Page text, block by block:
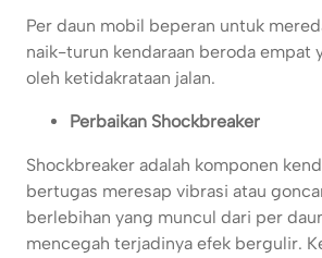
Per daun mobil beperan untuk
naik-turun kendaraan beroda empat
oleh ketidakrataan jalan.
Perbaikan Shockbreaker
Shockbreaker adalah komponen
bertugas meresap vibrasi atau
berlebihan yang muncul dari per
mencegah terjadinya efek bergulir.